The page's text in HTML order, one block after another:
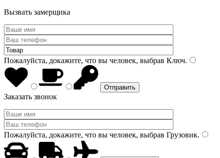
Вызвать замерщика
Пожалуйста, докажите, что вы человек, выбрав Ключ.
Заказать звонок
Пожалуйста, докажите, что вы человек, выбрав Грузовик.